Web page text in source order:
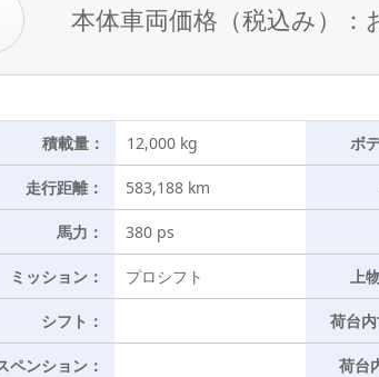
本体車両価格（税込み）：
積載量： 12,000 kg ボ
走行距離： 583,188 km
馬力： 380 ps
ミッション： プロシフト 上
シフト： 荷台
ペンション： 荷台